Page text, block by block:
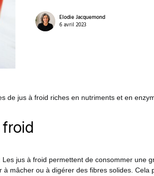
Elodie Jacquemond
6 avril 2023
de jus à froid riches en nutriments et en
Les jus à froid permettent de consommer une
mâcher ou à digérer des fibres solides. Cela